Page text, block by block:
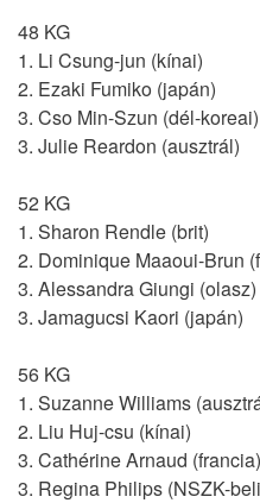
48 KG
1. Li Csung-jun (kínai)
2. Ezaki Fumiko (japán)
3. Cso Min-Szun (dél-koreai)
3. Julie Reardon (ausztrál)
52 KG
1. Sharon Rendle (brit)
2. Dominique Maaoui-Brun
3. Alessandra Giungi (olasz)
3. Jamagucsi Kaori (japán)
56 KG
1. Suzanne Williams
2. Liu Huj-csu (kínai)
3. Cathérine Arnaud (francia)
3. Regina Philips (NSZK-